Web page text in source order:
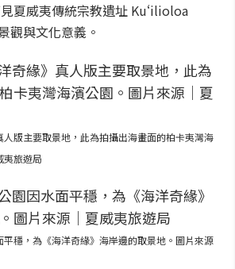
夏威夷傳統宗教遺址 Kuʻilioloa
觀與文化意義。
版主要取景地，此為拍攝出海畫面的柏卡夷灣海
夷旅遊局
穩，為《海洋奇緣》海岸邊的取景地。圖片來源